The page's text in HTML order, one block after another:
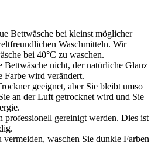
Bettwäsche bei kleinst möglicher
Waschmitteln. Wir
bei 40°C zu waschen.
Bettwäsche nicht, der natürliche Glanz
Farbe wird verändert.
geeignet, aber Sie bleibt umso
an der Luft getrocknet wird und Sie
professionell gereinigt werden. Dies ist
waschen Sie dunkle Farben